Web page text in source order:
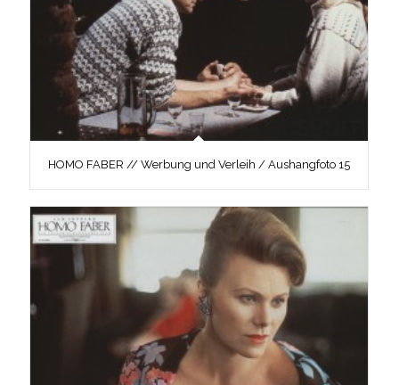
HOMO FABER // Werbung und Verleih / Aushangfoto 15